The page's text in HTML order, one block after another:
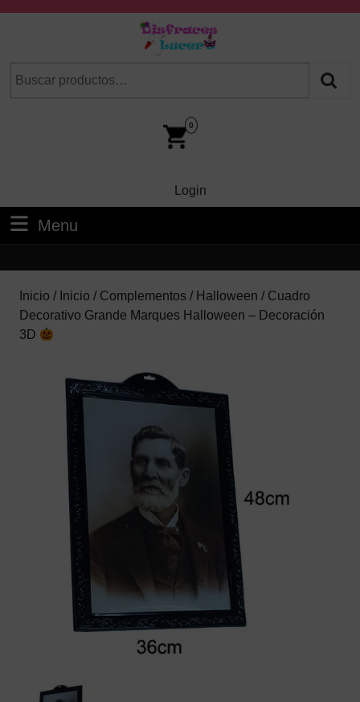
Cuando hay resultados autocompletados, puedes utilizar
0
LoginLogin
Menu
Inicio / Inicio / Complementos / Halloween / Cuadro
Decorativo Grande Marques Halloween – Decoración
3D